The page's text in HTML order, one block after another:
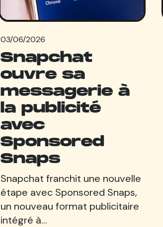
03/06/2026
Snapchat
ouvre sa
messagerie à
la publicité
avec
Sponsored
Snaps
Snapchat franchit une nouvelle
étape avec Sponsored Snaps,
un nouveau format publicitaire
intégré à…